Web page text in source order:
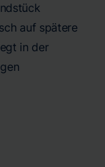
auf spätere
in der